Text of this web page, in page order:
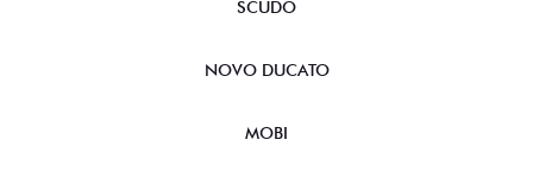
SCUDO
NOVO DUCATO
MOBI